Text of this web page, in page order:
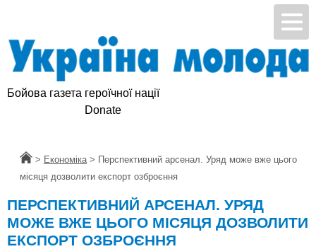
Бойова газета героїчної нації
Donate
Головна
> Економіка > Перспективний арсенал. Уряд може вже цього
місяця дозволити експорт озброєння
ПЕРСПЕКТИВНИЙ АРСЕНАЛ. УРЯД
МОЖЕ ВЖЕ ЦЬОГО МІСЯЦЯ ДОЗВОЛИТИ
ЕКСПОРТ ОЗБРОЄННЯ